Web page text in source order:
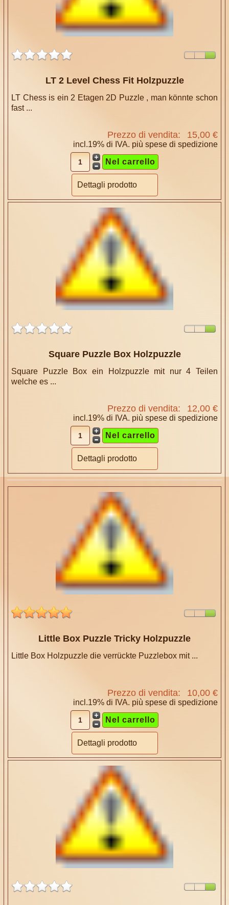
LT 2 Level Chess Fit Holzpuzzle
LT Chess is ein 2 Etagen 2D Puzzle , man könnte schon
fast ...
Prezzo di vendita: 15,00 €
incl.19% di IVA. più spese di spedizione
Dettagli prodotto
Square Puzzle Box Holzpuzzle
Square Puzzle Box ein Holzpuzzle mit nur 4 Teilen
welche es ...
Prezzo di vendita: 12,00 €
incl.19% di IVA. più spese di spedizione
Dettagli prodotto
Little Box Puzzle Tricky Holzpuzzle
Little Box Holzpuzzle die verrückte Puzzlebox mit ...
Prezzo di vendita: 10,00 €
incl.19% di IVA. più spese di spedizione
Dettagli prodotto